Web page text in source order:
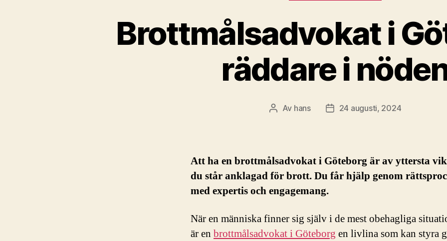
Brottmålsadvokat i
räddare i
Inläggsförfattare
Av hans Inläggsdatum
24 augusti, 2024
Att ha en brottmålsadvokat i Göteborg är av yttersta
du står anklagad för brott. Du får hjälp genom
med expertis och engagemang.
När en människa finner sig själv i de mest obehagliga
är en brottmålsadvokat i Göteborg en livlina som kan styra